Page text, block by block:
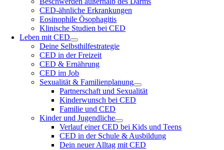
CED-ähnliche Erkrankungen
Eosinophile Ösophagitis
Klinische Studien bei CED
Leben mit CED
Deine Selbsthilfestrategie
CED in der Freizeit
CED & Ernährung
CED im Job
Sexualität & Familienplanung
Partnerschaft und Sexualität
Kinderwunsch bei CED
Familie und CED
Kinder und Jugendliche
Verlauf einer CED bei Kids und Teens
CED in der Schule & Ausbildung
Dein neuer Alltag mit CED